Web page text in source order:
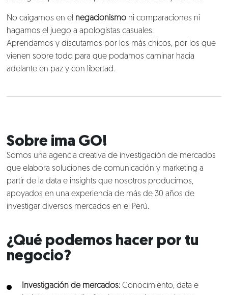
No caigamos en el negacionismo ni comparaciones ni
hagamos el juego a apologistas casuales.
Aprendamos y discutamos por los más chicos, por los que
vienen sobre todo para que podamos caminar hacia
adelante en paz y con libertad.
Sobre ima GO!
Somos una agencia creativa de investigación de mercados
que elabora soluciones de comunicación y marketing a
partir de la data e insights que nosotros producimos,
apoyados en una experiencia de más de 30 años de
investigar diversos mercados en el Perú.
¿Qué podemos hacer por tu
negocio?
nvestigación de mercados:Conocimiento, data e